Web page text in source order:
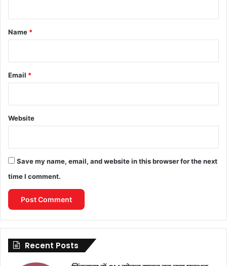
*
Name *
Email *
Website
Save my name, email, and website in this browser for the next
time I comment.
Recent Posts